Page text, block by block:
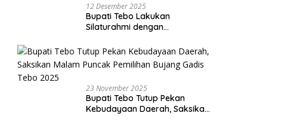
12 Desember 2025
Bupati Tebo Lakukan
Silaturahmi dengan
SDM hingga Dana Transfer ke
Daerah
23 November 2025
Bupati Tebo Tutup Pekan
Kebudayaan Daerah, Saksikan